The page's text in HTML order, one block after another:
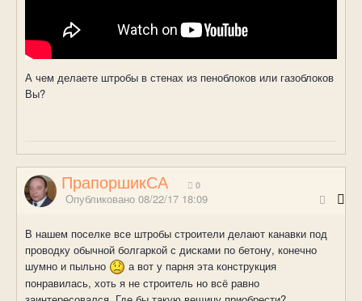
А чем делаете штробы в стенах из пеноблоков или газоблоков
Вы?
ПрапоршикСА 0
Опубликовано 08/22/17 18:09
В нашем поселке все штробы строители делают канавки под
проводку обычной болгаркой с дисками по бетону, конечно
шумно и пыльно
а вот у парня эта конструкция
понравилась, хоть я не строитель но всё равно